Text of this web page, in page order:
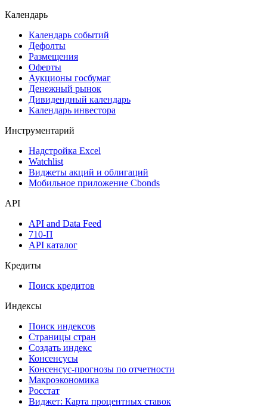
Календарь
Календарь событий
Дефолты
Размещения
Оферты
Аукционы госбумаг
Денежный рынок
Дивидендный календарь
Календарь инвестора
Инструментарий
Надстройка Excel
Watchlist
Виджеты акций и облигаций
Мобильное приложение Cbonds
API
API and Data Feed
710-П
API каталог
Кредиты
Поиск кредитов
Индексы
Поиск индексов
Страницы стран
Создать индекс
Консенсусы
Консенсус-прогнозы по отчетности
Макроэкономика
Росстат
Виджет: Карта процентных ставок